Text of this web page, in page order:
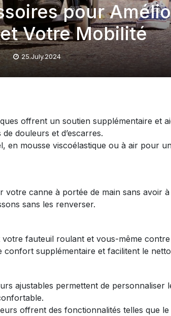
pour
Votre Mobilité
25.July.2024
offrent un soutien supplémentaire et
douleurs et d’escarres.
en mousse viscoélastique ou à air pour
canne à portée de main sans avoir
sans les renverser.
fauteuil roulant et vous-même
confort supplémentaire et facilitent le
ajustables permettent de personnaliser
offrent des fonctionnalités telles que le